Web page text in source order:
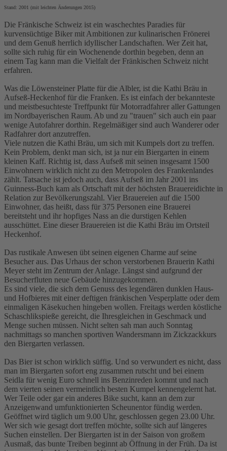
Stand: 2001 (mit leichten Änderungen 2015)
Die Fränkische Schweiz ist ein waschechtes Paradies für
kurvensüchtige Biker mit Ambitionen zur kulinarischen Frönerei
und dem Genuß herrlich idyllischer Landschaften. Wer Zeit hat,
sollte sich ruhig für ein Wochenende dorthin begeben, denn an
einem Tag kann man die Vielfalt der Fränkischen Schweiz nicht
erfahren.
Was die Löwensteiner Platte für die Albler, ist die Kathi Bräu in
Aufseß-Heckenhof für die Franken. Es ist einfach der bekannteste
und meistbesuchteste Treffpunkt für Motorradfahrer aller Gattungen
im Nordbayerischen Raum. Ab und zu "trauen" sich auch ein paar
wenige Autofahrer dorthin. Regelmäßiger sind auch Wanderer oder
Radfahrer dort anzutreffen.
Viele nutzen die Kathi Bräu, um sich mit Kumpels dort zu treffen.
Kein Problem, denkt man sich, ist ja nur ein Biergarten in einem
kleinen Kaff. Richtig ist, dass Aufseß mit seinen insgesamt 1500
Einwohnern wirklich nicht zu den Metropolen des Frankenlandes
zählt. Tatsache ist jedoch auch, dass Aufseß im Jahr 2001 ins
Guinness-Buch kam als Ortschaft mit der höchsten Brauereidichte in
Relation zur Bevölkerungszahl. Vier Brauereien auf die 1500
Einwohner, das heißt, dass für 375 Personen eine Brauerei
bereitsteht und ihr hopfiges Nass an die durstigen Kehlen
ausschüttet. Eine dieser Brauereien ist die Kathi Bräu im Ortsteil
Heckenhof.
Das rustikale Anwesen übt seinen eigenen Charme auf seine
Besucher aus. Das Urhaus der schon verstorbenen Brauerin Kathi
Meyer steht im Zentrum der Anlage. Längst sind aufgrund der
Besucherfluten neue Gebäude hinzugekommen.
Es sind viele, die sich dem Genuss des legendären dunklen Haus-
und Hofbieres mit einer deftigen fränkischen Vesperplatte oder dem
einmaligen Käsekuchen hingeben wollen. Freitags werden köstliche
Schaschlikspieße gereicht, die Ihresgleichen in Geschmack und
Menge suchen müssen. Nicht selten sah man auch Sonntag
nachmittags so manchen sportiven Wandersmann im Zickzackkurs
den Biergarten verlassen.
Das Bier ist schon wirklich süffig. Und so verwundert es nicht, dass
man im Biergarten sofort eng zusammen rutscht und bei einem
Seidla für wenig Euro schnell ins Benzinreden kommt und nach
dem vierten seinen vermeintlich besten Kumpel kennengelernt hat.
Wer Teile oder gar ein anderes Bike sucht, kann an dem zur
Anzeigenwand umfunktionierten Scheunentor fündig werden.
Geöffnet wird täglich um 9.00 Uhr, geschlossen gegen 23.00 Uhr.
Wer sich wie gesagt dort treffen möchte, sollte sich auf längeres
Suchen einstellen. Der Biergarten ist in der Saison von großem
Ausmaß, das bunte Treiben beginnt ab Öffnung in der Früh. Da ist